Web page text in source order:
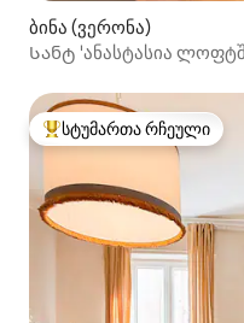
ბინა (ვერონა)
Სანტ 'ანასტასია
სტუმართა რჩეული
სტუმართა რჩეული